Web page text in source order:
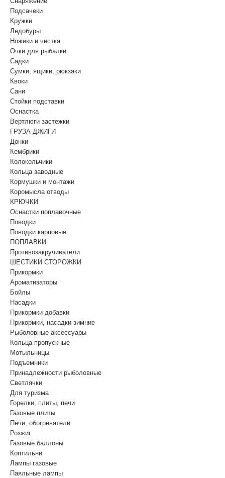
Подсачеки
Кружки
Ледобуры
Ножики и чистка
Очки для рыбалки
Садки
Сумки, ящики, рюкзаки
Квоки
Сани
Стойки подставки
Оснастка
Вертлюги застежки
ГРУЗА ДЖИГИ
Донки
Кембрики
Колокольчики
Кольца заводные
Кормушки и монтажи
Коромысла отводы
КРЮЧКИ
Оснастки поплавочные
Поводки
Поводки карповые
ПОПЛАВКИ
Противозакручиватели
ШЕСТИКИ СТОРОЖКИ
Прикормки
Ароматизаторы
Бойлы
Насадки
Прикормки добавки
Прикормки, насадки зимние
Рыболовные аксессуары
Кольца пропускные
Мотыльницы
Подъемники
Принадлежности рыболовные
Светлячки
Для туризма
Горелки, плиты, печи
Газовые плиты
Печи, обогреватели
Розжиг
Газовые баллоны
Коптильни
Лампы газовые
Паяльные лампы